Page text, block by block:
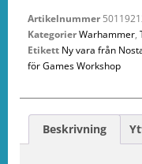
Artikelnummer
KategorierWarhammer,
Etikett Ny vara från
för Games Workshop
Beskrivning